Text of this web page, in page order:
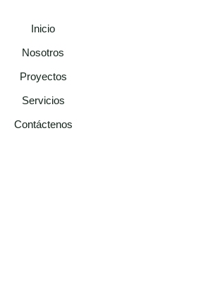
Inicio
Nosotros
Proyectos
Servicios
Contáctenos